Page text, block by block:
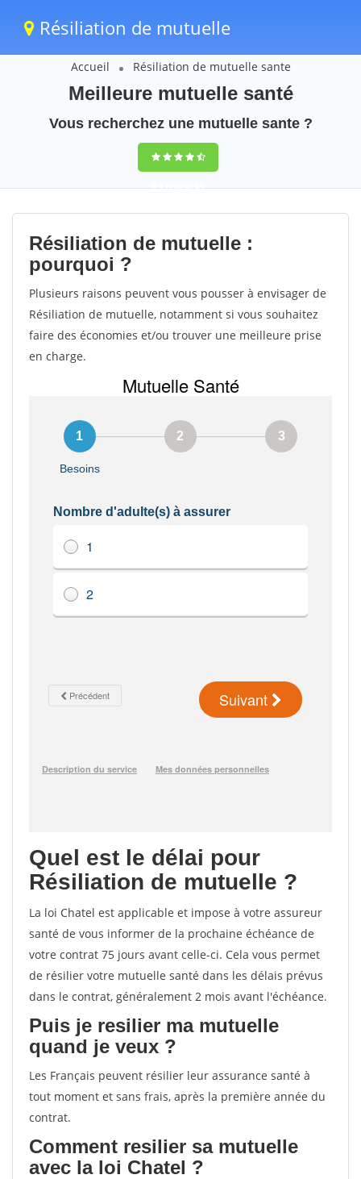
Résiliation de mutuelle
Accueil Résiliation de mutuelle sante
Meilleure mutuelle santé
Vous recherchez une mutuelle sante ?
9,5(100%)69
votes
Résiliation de mutuelle :
pourquoi ?
Plusieurs raisons peuvent vous pousser à envisager de
Résiliation de mutuelle, notamment si vous souhaitez
faire des économies et/ou trouver une meilleure prise
en charge.
Quel est le délai pour
Résiliation de mutuelle ?
La loi Chatel est applicable et impose à votre assureur
santé de vous informer de la prochaine échéance de
votre contrat 75 jours avant celle-ci. Cela vous permet
de résilier votre mutuelle santé dans les délais prévus
dans le contrat, généralement 2 mois avant l'échéance.
Puis je resilier ma mutuelle
quand je veux ?
Les Français peuvent résilier leur assurance santé à
tout moment et sans frais, après la première année du
contrat.
Comment resilier sa mutuelle
avec la loi Chatel ?